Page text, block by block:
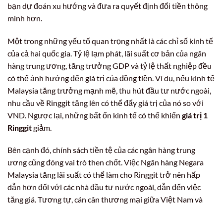
bạn dự đoán xu hướng và đưa ra quyết định đổi tiền thông
minh hơn.
Một trong những yếu tố quan trọng nhất là các chỉ số kinh tế
của cả hai quốc gia. Tỷ lệ lạm phát, lãi suất cơ bản của ngân
hàng trung ương, tăng trưởng GDP và tỷ lệ thất nghiệp đều
có thể ảnh hưởng đến giá trị của đồng tiền. Ví dụ, nếu kinh tế
Malaysia tăng trưởng mạnh mẽ, thu hút đầu tư nước ngoài,
nhu cầu về Ringgit tăng lên có thể đẩy giá trị của nó so với
VND. Ngược lại, những bất ổn kinh tế có thể khiến giá trị 1
Ringgitgiảm.
Bên cạnh đó, chính sách tiền tệ của các ngân hàng trung
ương cũng đóng vai trò then chốt. Việc Ngân hàng Negara
Malaysia tăng lãi suất có thể làm cho Ringgit trở nên hấp
dẫn hơn đối với các nhà đầu tư nước ngoài, dẫn đến việc
tăng giá. Tương tự, cán cân thương mại giữa Việt Nam và